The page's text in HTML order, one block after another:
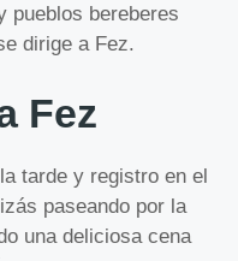
pueblos bereberes
dirige a Fez.
Fez
tarde y registro en el
paseando por la
una deliciosa cena